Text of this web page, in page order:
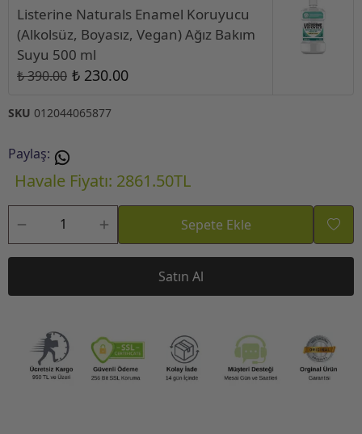
Listerine Naturals Enamel Koruyucu
(Alkolsüz, Boyasız, Vegan) Ağız Bakım
Suyu 500 ml
₺ 390.00 ₺ 230.00
SKU 012044065877
Paylaş:
Havale Fiyatı: 2861.50TL
Sepete Ekle
Satın Al